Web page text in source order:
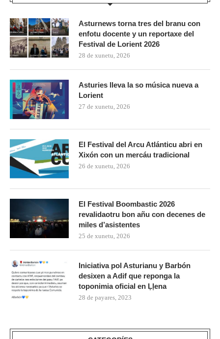
Asturnews torna tres del branu con
enfotu docente y un reportaxe del
Festival de Lorient 2026
28 de xunetu, 2026
Asturies lleva la so música nueva a
Lorient
27 de xunetu, 2026
El Festival del Arcu Atlánticu abri en
Xixón con un mercáu tradicional
26 de xunetu, 2026
El Festival Boombastic 2026
revalidaotru bon añu con decenes de
miles d’asistentes
25 de xunetu, 2026
Iniciativa pol Asturianu y Barbón
desixen a Adif que reponga la
toponimia oficial en Ḷḷena
28 de payares, 2023